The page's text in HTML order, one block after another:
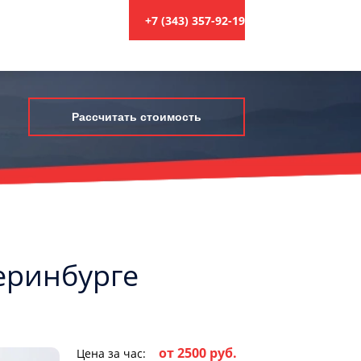
+7 (343) 357-92-19
Рассчитать стоимость
Цена за час: от 2500 руб.